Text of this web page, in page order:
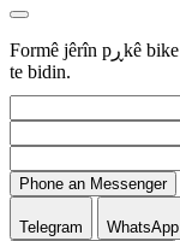
Formê jêrîn pڕkê bike û em bi lez êdê emailê Business Plan PDF li
te bidin.
Phone an Messenger
Telegram WhatsApp